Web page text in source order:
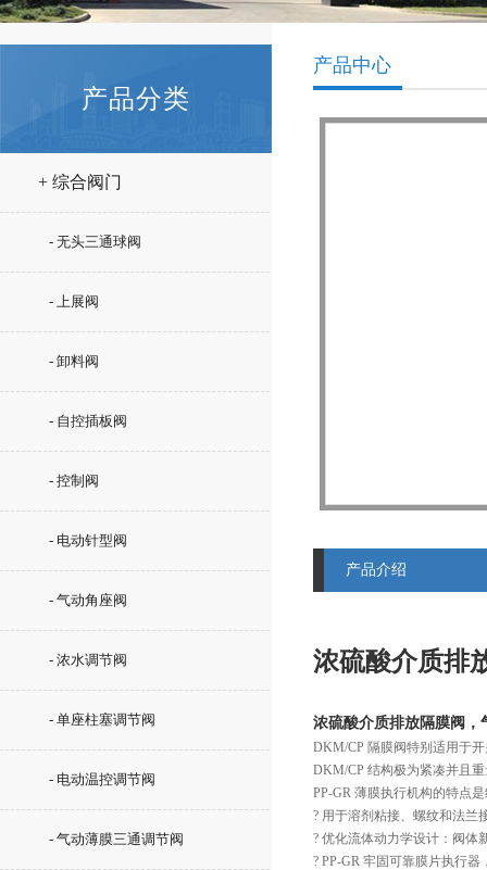
产品分类
+ 综合阀门
- 无头三通球阀
- 上展阀
- 卸料阀
- 自控插板阀
- 控制阀
- 电动针型阀
- 气动角座阀
- 浓水调节阀
- 单座柱塞调节阀
- 电动温控调节阀
- 气动薄膜三通调节阀
产品中心
产品介绍
浓硫酸介质排
浓硫酸介质排放隔膜阀，
DKM/CP 隔膜阀特别适用于
DKM/CP 结构极为紧凑并且
PP-GR 薄膜执行机构的特点
? 用于溶剂粘接、螺纹和法兰
? 优化流体动力学设计：阀体
? PP-GR 牢固可靠膜片执行